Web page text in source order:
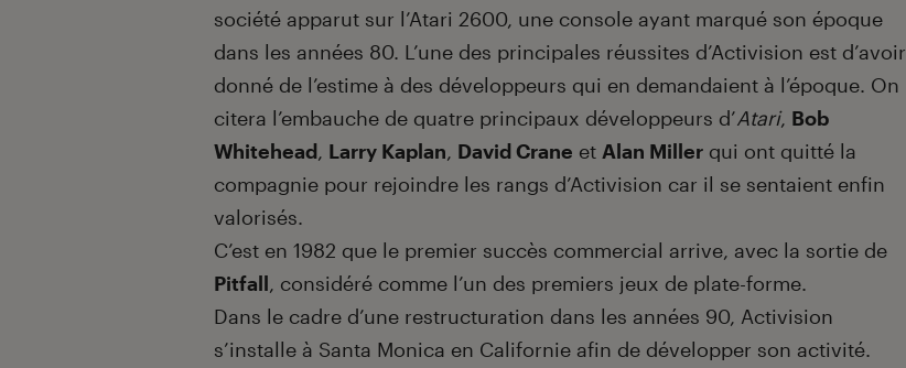
société apparut sur l’Atari 2600, une console ayant marqué son époque
dans les années 80. L’une des principales réussites d’Activision est d’avoir
donné de l’estime à des développeurs qui en demandaient à l’époque. On
citera l’embauche de quatre principaux développeurs d’Atari, Bob
Whitehead, Larry Kaplan, David Crane et Alan Miller qui ont quitté la
compagnie pour rejoindre les rangs d’Activision car il se sentaient enfin
valorisés.
C’est en 1982 que le premier succès commercial arrive, avec la sortie de
Pitfall, considéré comme l’un des premiers jeux de plate-forme.
Dans le cadre d’une restructuration dans les années 90, Activision
s’installe à Santa Monica en Californie afin de développer son activité.